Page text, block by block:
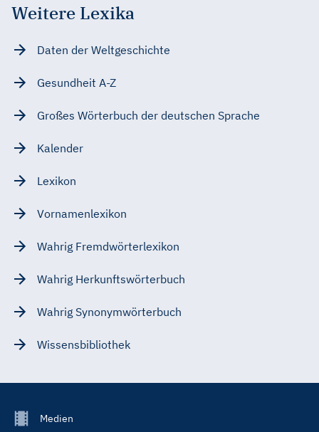
Weitere Lexika
Daten der Weltgeschichte
Gesundheit A-Z
Großes Wörterbuch der deutschen Sprache
Kalender
Lexikon
Vornamenlexikon
Wahrig Fremdwörterlexikon
Wahrig Herkunftswörterbuch
Wahrig Synonymwörterbuch
Wissensbibliothek
FooterMedien